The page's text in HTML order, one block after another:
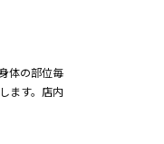
体の部位毎
ます。店内